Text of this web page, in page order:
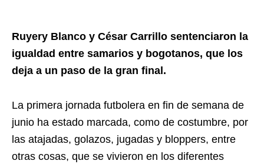
Ruyery Blanco y César Carrillo sentenciaron la
igualdad entre samarios y bogotanos, que los
deja a un paso de la gran final.
La primera jornada futbolera en fin de semana de
junio ha estado marcada, como de costumbre, por
las atajadas, golazos, jugadas y bloppers, entre
otras cosas, que se vivieron en los diferentes